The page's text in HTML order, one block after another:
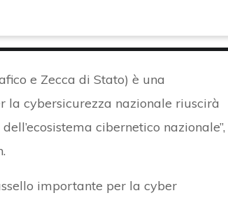
e Zecca di Stato) è una
la cybersicurezza nazionale riuscirà
cibernetico nazionale”,
importante per la cyber